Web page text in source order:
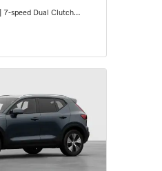
7-speed Dual Clutch